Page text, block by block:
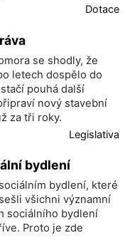
Dotace
se shodly, že
letech dospělo do
pouhá další
nový stavební
za tři roky.
Legislativa
bydlení
bydlení, které
všichni významní
sociálního bydlení
Proto je zde